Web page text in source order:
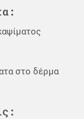
στο δέρμα